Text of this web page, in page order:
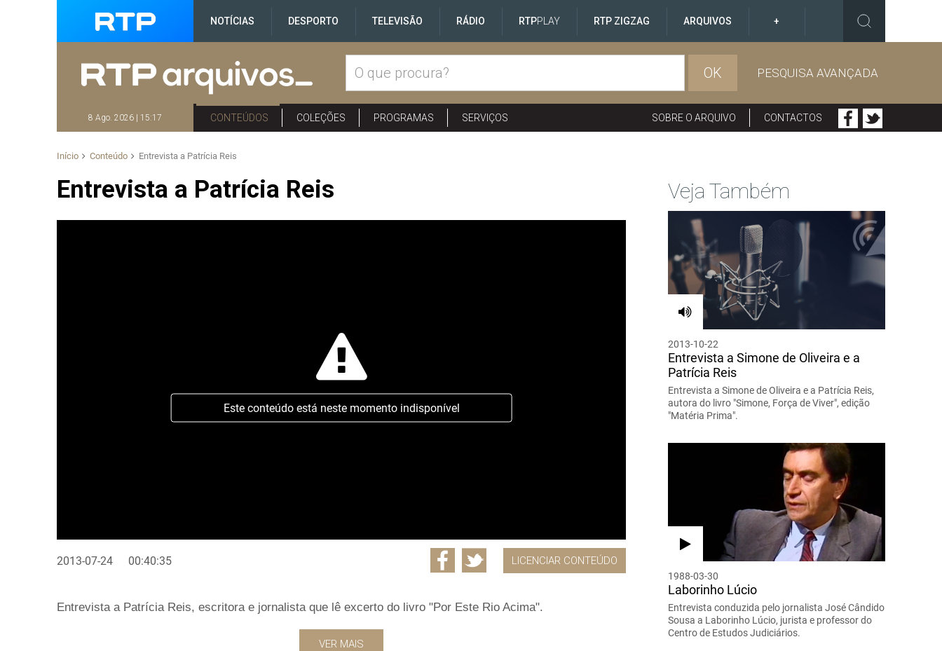
NOTÍCIAS DESPORTO TELEVISÃO RÁDIO RTPPLAY RTP ZIGZAG ARQUIVOS +
OK PESQUISA AVANÇADA
8 Ago. 2026 | 15:17 CONTEÚDOS COLEÇÕES PROGRAMAS SERVIÇOS SOBRE O ARQUIVO CONTACTOS
Início Conteúdo Entrevista a Patrícia Reis
Entrevista a Patrícia Reis
Este conteúdo está neste momento indisponível
2013-07-24 00:40:35 LICENCIAR CONTEÚDO
Entrevista a Patrícia Reis, escritora e jornalista que lê excerto do livro "Por Este Rio Acima".
VER MAIS
Veja Também
2013-10-22
Entrevista a Simone de Oliveira e a
Patrícia Reis
Entrevista a Simone de Oliveira e a Patrícia Reis,
autora do livro "Simone, Força de Viver", edição
"Matéria Prima".
1988-03-30
Laborinho Lúcio
Entrevista conduzida pelo jornalista José Cândido
Sousa a Laborinho Lúcio, jurista e professor do
Centro de Estudos Judiciários.